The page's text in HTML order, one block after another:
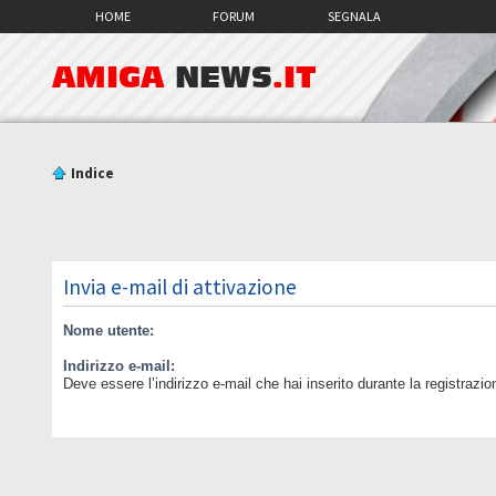
HOME FORUM SEGNALA
AMIGA NEWS.IT
Indice
Invia e-mail di attivazione
Nome utente:
Indirizzo e-mail:
Deve essere l’indirizzo e-mail che hai inserito durante la